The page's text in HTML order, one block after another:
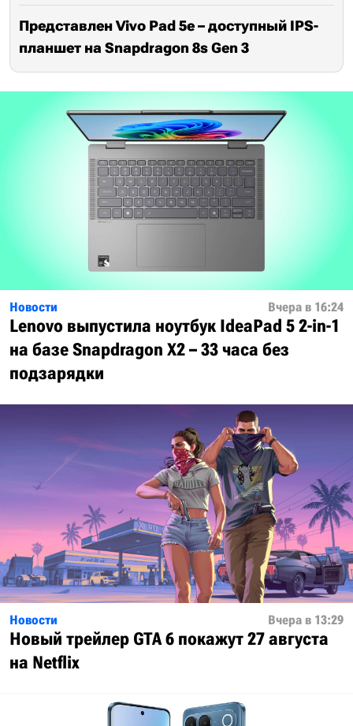
Представлен Vivo Pad 5e – доступный IPS-
планшет на Snapdragon 8s Gen 3
Новости Вчера в 16:24
Lenovo выпустила ноутбук IdeaPad 5 2-in-1
на базе Snapdragon X2 – 33 часа без
подзарядки
Новости Вчера в 13:29
Новый трейлер GTA 6 покажут 27 августа
на Netflix